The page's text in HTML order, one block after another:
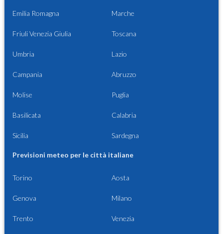
Emilia Romagna Marche
Friuli Venezia Giulia Toscana
Umbria Lazio
Campania Abruzzo
Molise Puglia
Basilicata Calabria
Sicilia Sardegna
Previsioni meteo per le città italiane
Torino Aosta
Genova Milano
Trento Venezia